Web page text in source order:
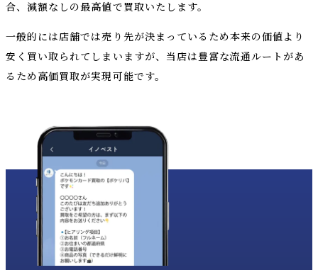
合、減額なしの最高値で買取いたします。
一般的には店舗では売り先が決まっているため本来の価値より
安く買い取られてしまいますが、当店は豊富な流通ルートがあ
るため高価買取が実現可能です。